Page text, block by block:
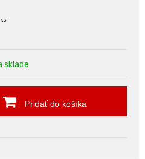
sklade
Pridať do košíka